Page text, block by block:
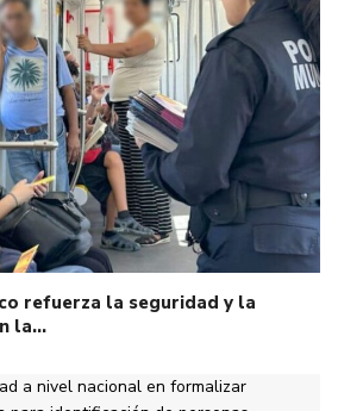
refuerza la seguridad y la
la…